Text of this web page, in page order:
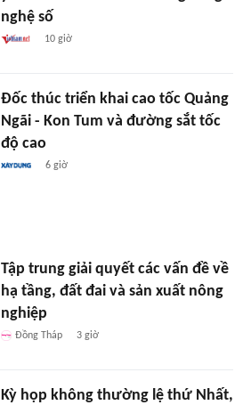
nghệ số
10 giờ
Đốc thúc triển khai cao tốc Quảng
Ngãi - Kon Tum và đường sắt tốc
độ cao
6 giờ
Tập trung giải quyết các vấn đề về
hạ tầng, đất đai và sản xuất nông
nghiệp
Đồng Tháp 3 giờ
Kỳ họp không thường lệ thứ Nhất,